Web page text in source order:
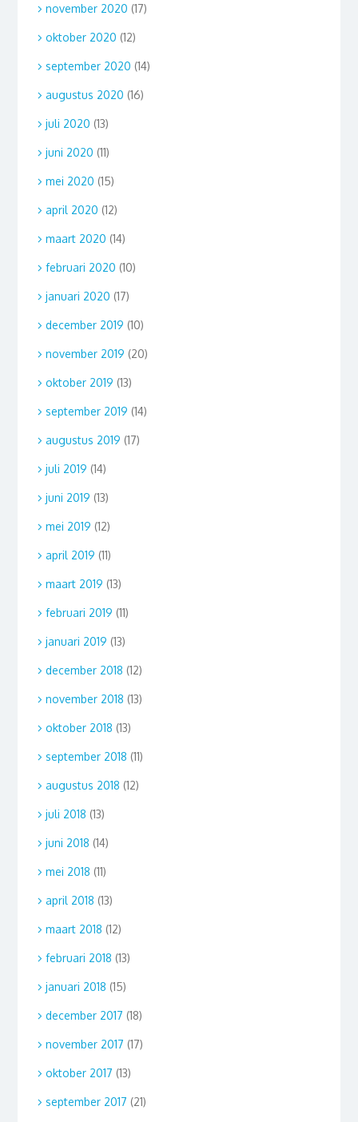
november 2020 (17)
oktober 2020 (12)
september 2020 (14)
augustus 2020 (16)
juli 2020 (13)
juni 2020 (11)
mei 2020 (15)
april 2020 (12)
maart 2020 (14)
februari 2020 (10)
januari 2020 (17)
december 2019 (10)
november 2019 (20)
oktober 2019 (13)
september 2019 (14)
augustus 2019 (17)
juli 2019 (14)
juni 2019 (13)
mei 2019 (12)
april 2019 (11)
maart 2019 (13)
februari 2019 (11)
januari 2019 (13)
december 2018 (12)
november 2018 (13)
oktober 2018 (13)
september 2018 (11)
augustus 2018 (12)
juli 2018 (13)
juni 2018 (14)
mei 2018 (11)
april 2018 (13)
maart 2018 (12)
februari 2018 (13)
januari 2018 (15)
december 2017 (18)
november 2017 (17)
oktober 2017 (13)
september 2017 (21)